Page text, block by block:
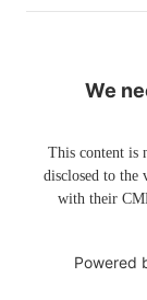
We
This content is
disclosed to the
with their
Powered